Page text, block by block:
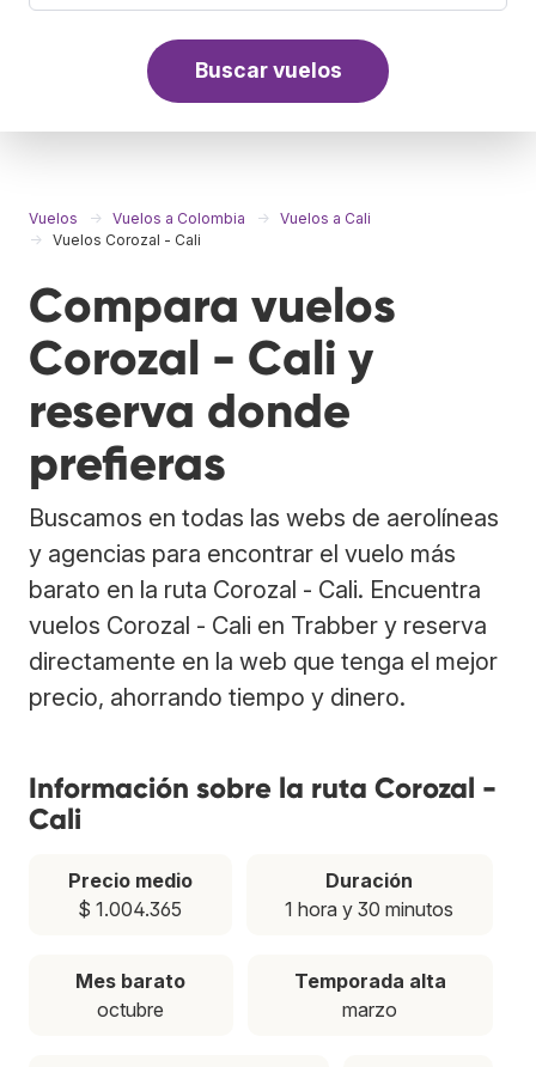
Buscar vuelos
Vuelos Vuelos a Colombia
Vuelos a Cali
Vuelos Corozal - Cali
Compara vuelos
Corozal - Cali y
reserva donde
prefieras
Buscamos en todas las webs de aerolíneas
y agencias para encontrar el vuelo más
barato en la ruta Corozal - Cali. Encuentra
vuelos Corozal - Cali en Trabber y reserva
directamente en la web que tenga el mejor
precio, ahorrando tiempo y dinero.
Información sobre la ruta Corozal -
Cali
Precio medio
$ 1.004.365
Duración
1 hora y 30 minutos
Mes barato
octubre
Temporada alta
marzo